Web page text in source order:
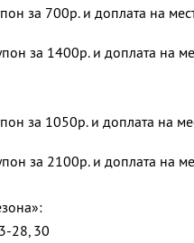
за 700р. и доплата на
за 1400р. и доплата на
за 1050р. и доплата на
за 2100р. и доплата на
28, 30